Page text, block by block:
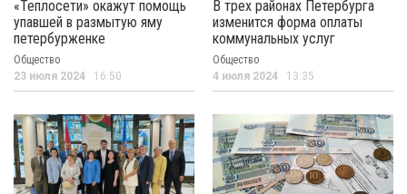
«Теплосети» окажут помощь
упавшей в размытую яму
петербурженке
Общество
23 июля 2024 16:50
В трех районах Петербурга
изменится форма оплаты
коммунальных услуг
Общество
4 июля 2024 13:35